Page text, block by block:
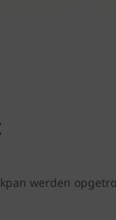
werden